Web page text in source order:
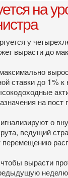
на
у
вырасти до
максимально
ставки до 1%
на пост
о
ведущий
перемещению
вырасти